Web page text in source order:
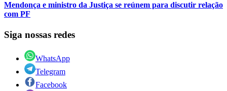
Mendonça e ministro da Justiça se reúnem para discutir relação
com PF
Siga nossas redes
WhatsApp
Telegram
Facebook